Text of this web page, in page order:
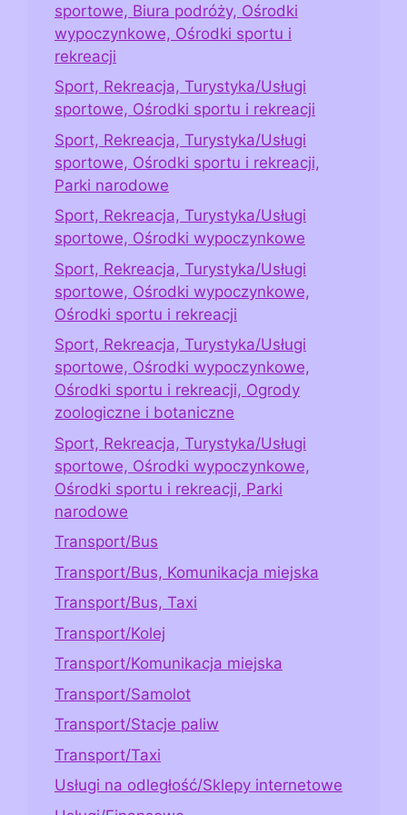
sportowe, Biura podróży, Ośrodki
wypoczynkowe, Ośrodki sportu i
rekreacji
Sport, Rekreacja, Turystyka/Usługi
sportowe, Ośrodki sportu i rekreacji
Sport, Rekreacja, Turystyka/Usługi
sportowe, Ośrodki sportu i rekreacji,
Parki narodowe
Sport, Rekreacja, Turystyka/Usługi
sportowe, Ośrodki wypoczynkowe
Sport, Rekreacja, Turystyka/Usługi
sportowe, Ośrodki wypoczynkowe,
Ośrodki sportu i rekreacji
Sport, Rekreacja, Turystyka/Usługi
sportowe, Ośrodki wypoczynkowe,
Ośrodki sportu i rekreacji, Ogrody
zoologiczne i botaniczne
Sport, Rekreacja, Turystyka/Usługi
sportowe, Ośrodki wypoczynkowe,
Ośrodki sportu i rekreacji, Parki
narodowe
Transport/Bus
Transport/Bus, Komunikacja miejska
Transport/Bus, Taxi
Transport/Kolej
Transport/Komunikacja miejska
Transport/Samolot
Transport/Stacje paliw
Transport/Taxi
Usługi na odległość/Sklepy internetowe